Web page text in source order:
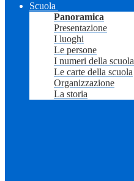
Scuola
Panoramica
Presentazione
I luoghi
Le persone
I numeri della scuola
Le carte della scuola
Organizzazione
La storia